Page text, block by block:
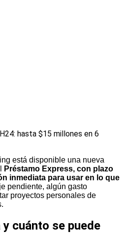
está disponible una nueva
Préstamo Express, con plazo
inmediata para usar en lo que
pendiente, algún gasto
proyectos personales de
cuánto se puede